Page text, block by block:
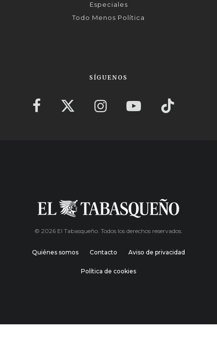
Especiales
Todo Menos Política
SÍGUENOS
© 2026 El Tabasqueño. Todos los derechos reservados.
Quiénes somos Contacto Aviso de privacidad
Política de cookies